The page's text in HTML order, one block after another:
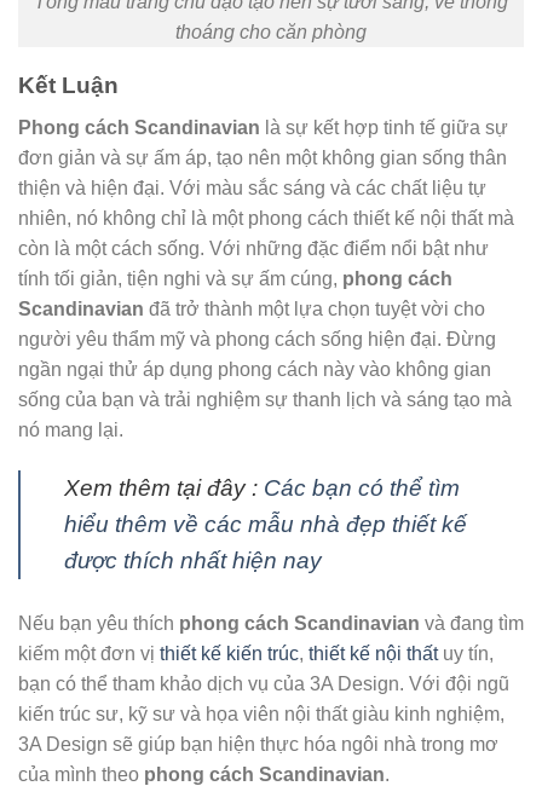
thoáng cho căn phòng
Kết Luận
Phong cách Scandinavian là sự kết hợp tinh tế giữa sự
đơn giản và sự ấm áp, tạo nên một không gian sống thân
thiện và hiện đại. Với màu sắc sáng và các chất liệu tự
nhiên, nó không chỉ là một phong cách thiết kế nội thất mà
còn là một cách sống. Với những đặc điểm nổi bật như
tính tối giản, tiện nghi và sự ấm cúng, phong cách
Scandinavian đã trở thành một lựa chọn tuyệt vời cho
người yêu thẩm mỹ và phong cách sống hiện đại. Đừng
ngần ngại thử áp dụng phong cách này vào không gian
sống của bạn và trải nghiệm sự thanh lịch và sáng tạo mà
nó mang lại.
Xem thêm tại đây : Các bạn có thể tìm
hiểu thêm về các mẫu nhà đẹp thiết kế
được thích nhất hiện nay
Nếu bạn yêu thích phong cách Scandinavian và đang tìm
kiếm một đơn vị thiết kế kiến trúc, thiết kế nội thấtuy tín,
bạn có thể tham khảo dịch vụ của 3A Design. Với đội ngũ
kiến trúc sư, kỹ sư và họa viên nội thất giàu kinh nghiệm,
3A Design sẽ giúp bạn hiện thực hóa ngôi nhà trong mơ
của mình theo phong cách Scandinavian.